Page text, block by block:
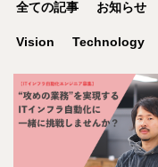
全ての記事 お知らせ
Vision Technology